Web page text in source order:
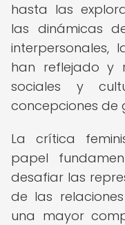
hasta las
las dinámicas
interpersonales,
han reflejado y
sociales y
concepciones de
La crítica
papel
desafiar las
de las
una mayor